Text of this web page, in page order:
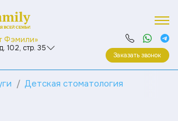
Фэмили»
102, стр. 35
Заказать звонок
Детская стоматология